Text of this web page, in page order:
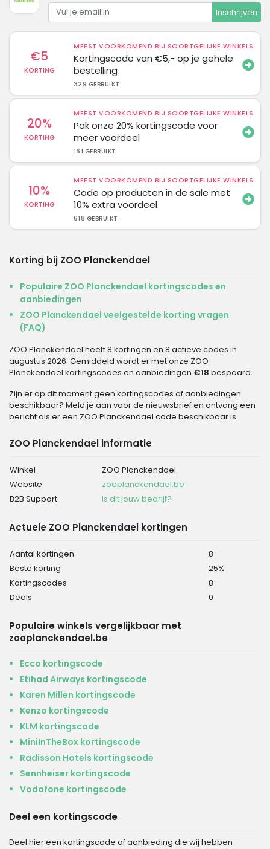
Inschrijven
€5
KORTING
MEEST VOORKOMEND BIJ SOORTGELIJKE WINKELS
Kortingscode van €5,- op je gehele
bestelling
329 GEBRUIKT
20%
KORTING
MEEST VOORKOMEND BIJ SOORTGELIJKE WINKELS
Pak onze 20% kortingscode voor
meer voordeel
161 GEBRUIKT
10%
KORTING
MEEST VOORKOMEND BIJ SOORTGELIJKE WINKELS
Code op producten in de sale met
10% extra voordeel
618 GEBRUIKT
Korting bij ZOO Planckendael
Populaire ZOO Planckendael kortingscodes en
aanbiedingen
ZOO Planckendael veelgestelde korting vragen
(FAQ)
ZOO Planckendael heeft 8 kortingen en 8 actieve codes in
augustus 2026. Gemiddeld wordt er met onze ZOO
Planckendael kortingscodes en aanbiedingen €18 bespaard.
Zijn er op dit moment geen kortingscodes of aanbiedingen
beschikbaar? Meld je aan voor de nieuwsbrief en ontvang een
bericht als er een ZOO Planckendael code beschikbaar is.
ZOO Planckendael informatie
Winkel
ZOO Planckendael
Website
zooplanckendael.be
B2B Support
Is dit jouw bedrijf?
Actuele ZOO Planckendael kortingen
Aantal kortingen
8
Beste korting
25%
Kortingscodes
8
Deals
0
Populaire winkels vergelijkbaar met
zooplanckendael.be
Ecco kortingscode
Etihad Airways kortingscode
Karen Millen kortingscode
Kenzo kortingscode
KLM kortingscode
MiniInTheBox kortingscode
Radisson Hotels kortingscode
Sennheiser kortingscode
Vodafone kortingscode
Deel een kortingscode
Deel hier een kortingscode of aanbieding die wij hebben